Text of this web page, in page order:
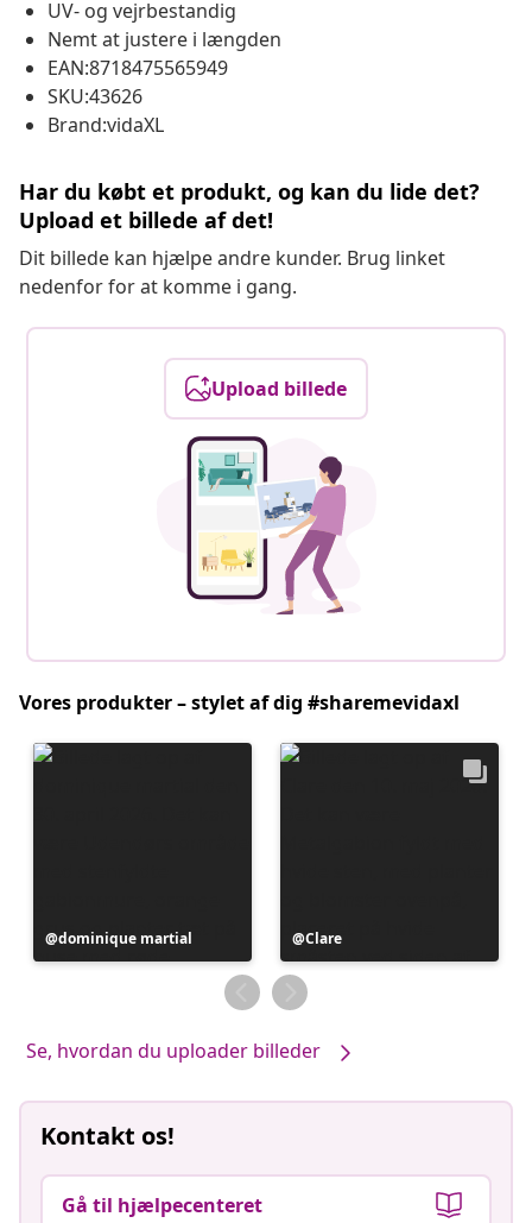
UV- og vejrbestandig
Nemt at justere i længden
EAN:8718475565949
SKU:43626
Brand:vidaXL
Har du købt et produkt, og kan du lide det?
Upload et billede af det!
Dit billede kan hjælpe andre kunder. Brug linket
nedenfor for at komme i gang.
Upload billede
Vores produkter – stylet af dig #sharemevidaxl
Opslag
offentliggjort
dominique martial
Opslag
offentliggjort
af
Clare
Se, hvordan du uploader billeder
Kontakt os!
Gå til hjælpecenteret